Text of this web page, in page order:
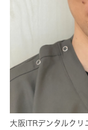
大阪ITRデンタルクリ